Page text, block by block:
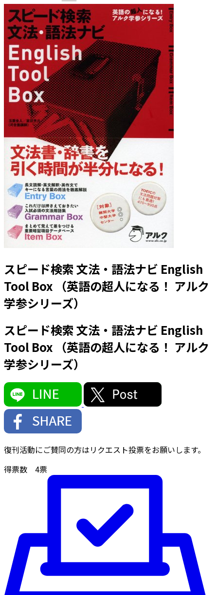
スピード検索 文法・語法ナビ English
Tool Box （英語の超人になる！ アルク
学参シリーズ）
スピード検索 文法・語法ナビ English
Tool Box （英語の超人になる！ アルク
学参シリーズ）
復刊活動にご賛同の方はリクエスト投票をお願いします。
得票数 4票